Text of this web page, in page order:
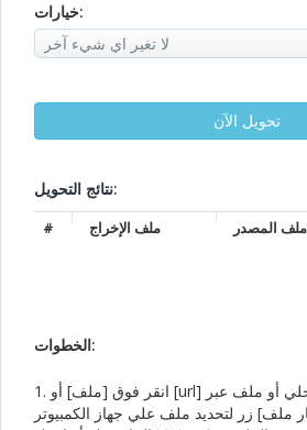
خيارات:
نتائج التحويل:
# ملف الإخراج ملف المصدر
الخطوات:
1. انقر فوق [ملف] أو [url] زر للتبديل الملف المحلي أو ملف عبر
ملف] زر لتحديد ملف علي جهاز الكمبيوتر